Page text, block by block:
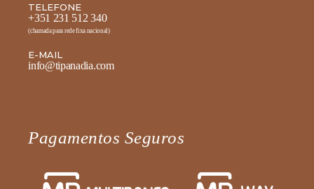
TELEFONE
+351 231 512 340
(chamada para rede fixa nacional)
E-MAIL
info@tipanadia.com
Pagamentos Seguros